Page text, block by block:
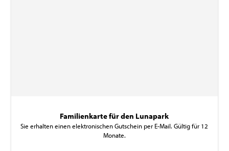
Familienkarte für den Lunapark
Sie erhalten einen elektronischen Gutschein per E-Mail. Gültig für 12
Monate.